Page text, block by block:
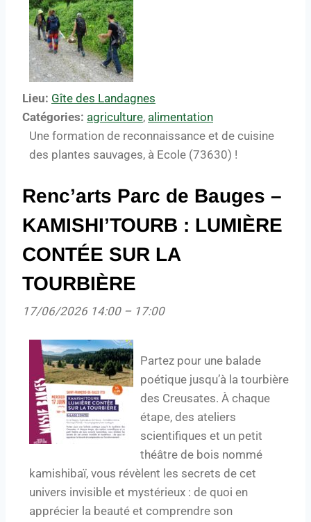
Lieu: Gîte des Landagnes
Catégories: agriculture, alimentation
Une formation de reconnaissance et de cuisine
des plantes sauvages, à Ecole (73630) !
Renc’arts Parc de Bauges –
KAMISHI’TOURB : LUMIÈRE
CONTÉE SUR LA
TOURBIÈRE
17/06/2026 14:00– 17:00
Partez pour une balade
poétique jusqu’à la tourbière
des Creusates. À chaque
étape, des ateliers
scientifiques et un petit
théâtre de bois nommé
kamishibaï, vous révèlent les secrets de cet
univers invisible et mystérieux : de quoi en
apprécier la beauté et comprendre son